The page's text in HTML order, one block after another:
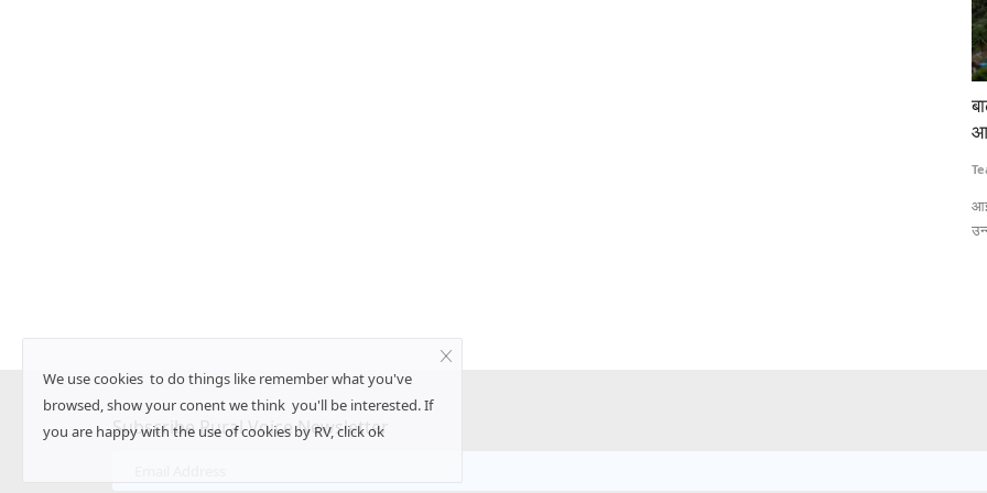
आईआईटी बॉम्बे के शोधकर्ताओं ने एआई और सैटेलाइट रडार डेटा पर आधारित एक
Subscribe Rural Voice Newsletter
We use cookies to do things like remember what you've
browsed, show your conent we think you'll be interested. If
you are happy with the use of cookies by RV, click ok